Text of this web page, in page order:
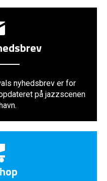
nyhedsbrev er for
på jazzscenen